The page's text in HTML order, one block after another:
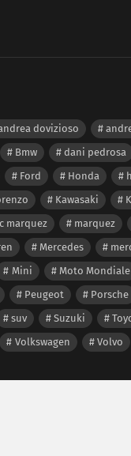
dovizioso
Bmw dani pedrosa
Ford Honda
Kawasaki
marquez marquez
Mercedes
Mini Moto Mondiale
Peugeot Porsche
suv Suzuki
Volkswagen Volvo